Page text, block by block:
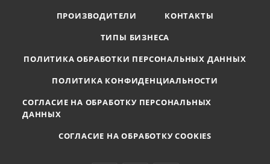
ПРОИЗВОДИТЕЛИ
КОНТАКТЫ
ТИПЫ БИЗНЕСА
ПОЛИТИКА ОБРАБОТКИ ПЕРСОНАЛЬНЫХ ДАННЫХ
ПОЛИТИКА КОНФИДЕНЦИАЛЬНОСТИ
СОГЛАСИЕ НА ОБРАБОТКУ ПЕРСОНАЛЬНЫХ
ДАННЫХ
СОГЛАСИЕ НА ОБРАБОТКУ COOKIES